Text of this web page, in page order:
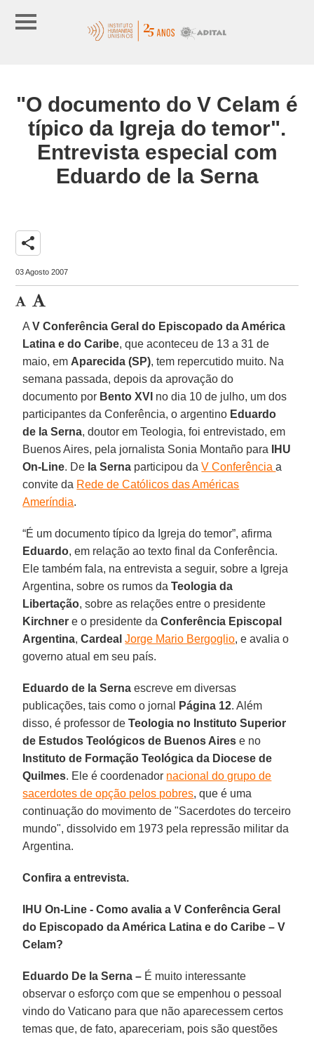
"O documento do V Celam é
típico da Igreja do temor".
Entrevista especial com
Eduardo de la Serna
share
03 Agosto 2007
AV Conferência Geral do Episcopado da América
Latina e do Caribe, que aconteceu de 13 a 31 de
maio, em Aparecida (SP), tem repercutido muito. Na
semana passada, depois da aprovação do
documento por Bento XVI no dia 10 de julho, um dos
participantes da Conferência, o argentino Eduardo
de la Serna, doutor em Teologia, foi entrevistado, em
Buenos Aires, pela jornalista Sonia Montaño para
IHU
On-Line. De la Serna participou daV Conferênciaa
convite da Rede de Católicos das Américas
Ameríndia.
“É um documento típico da Igreja do temor”, afirma
Eduardo, em relação ao texto final da Conferência.
Ele também fala, na entrevista a seguir, sobre a Igreja
Argentina, sobre os rumos daTeologia da
Libertação, sobre as relações entre o presidente
Kirchner e o presidente daConferência Episcopal
Argentina,CardealJorge Mario Bergoglio, e avalia o
governo atual em seu país.
Eduardo de la Serna escreve em diversas
publicações, tais como o jornal
Página 12. Além
disso, é professor deTeologia no Instituto Superior
de Estudos Teológicos de Buenos Aires e no
Instituto de Formação Teológica da Diocese de
Quilmes. Ele é coordenador nacional do grupo de
sacerdotes de opção pelos pobres, que é uma
continuação do movimento de "Sacerdotes do terceiro
mundo", dissolvido em 1973 pela repressão militar da
Argentina.
Confira a entrevista.
IHU On-Line - Como avalia a V Conferência Geral
do Episcopado da América Latina e do Caribe – V
Celam?
Eduardo De la Serna – É muito interessante
observar o esforço com que se empenhou o pessoal
vindo do Vaticano para que não aparecessem certos
temas que, de fato, apareceriam, pois são questões